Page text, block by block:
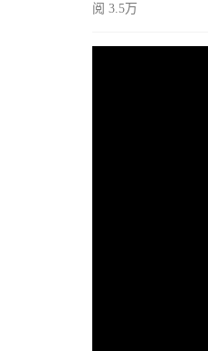
阅 3.5万